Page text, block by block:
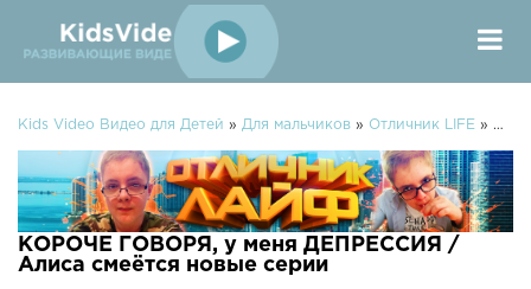
Kids Video Видео для Детей » Для мальчиков » Отличник LIFE » КОРОЧЕ ГОВОРЯ, у меня ДЕПРЕССИЯ /Алиса смеётся
КОРОЧЕ ГОВОРЯ, у меня ДЕПРЕССИЯ /
Алиса смеётся новые серии